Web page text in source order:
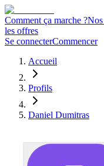
Comment ça marche ?
les offres
Se connecterCommencer
Accueil
Profils
Daniel Dumitras